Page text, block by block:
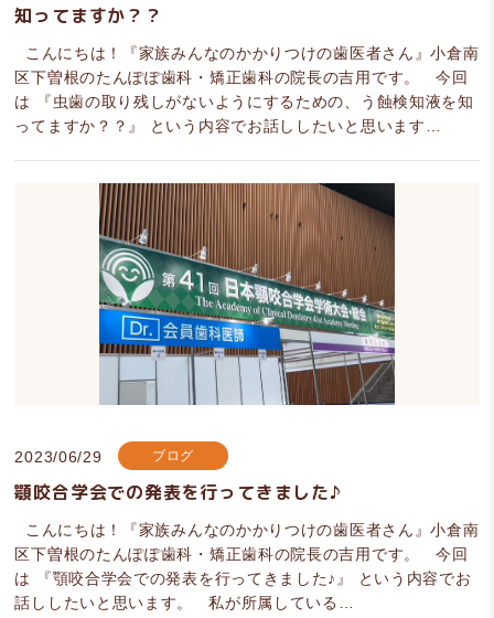
知ってますか？？
こんにちは！『家族みんなのかかりつけの歯医者さん』小倉南
区下曽根のたんぽぽ歯科・矯正歯科の院長の吉用です。 今回
は 『虫歯の取り残しがないようにするための、う蝕検知液を知
ってますか？？』 という内容でお話ししたいと思います…
2023/06/29 ブログ
顎咬合学会での発表を行ってきました♪
こんにちは！『家族みんなのかかりつけの歯医者さん』小倉南
区下曽根のたんぽぽ歯科・矯正歯科の院長の吉用です。 今回
は 『顎咬合学会での発表を行ってきました♪』 という内容でお
話ししたいと思います。 私が所属している…